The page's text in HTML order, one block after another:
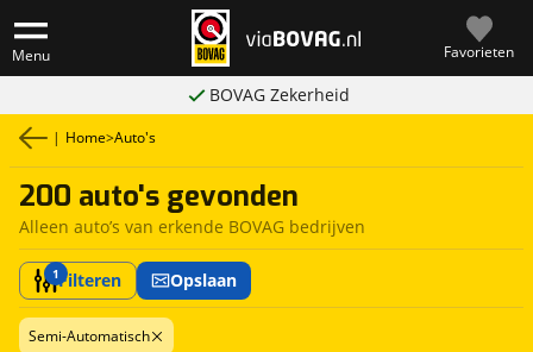
Menu Favorieten
BOVAG Zekerheid
| Home>Auto's
200 auto's gevonden
Alleen auto’s van erkende BOVAG bedrijven
1Filteren Opslaan
Semi-Automatisch